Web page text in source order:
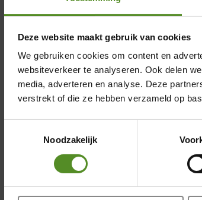
Deze website maakt gebruik van cookies
We gebruiken cookies om content en
websiteverkeer te analyseren. Ook delen
media, adverteren en analyse. Deze
verstrekt of die ze hebben verzameld op
Noodzakelijk